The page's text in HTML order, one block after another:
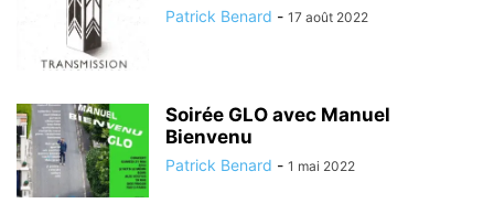
Patrick Benard - 17 août 2022
Soirée GLO avec Manuel
Bienvenu
Patrick Benard - 1 mai 2022